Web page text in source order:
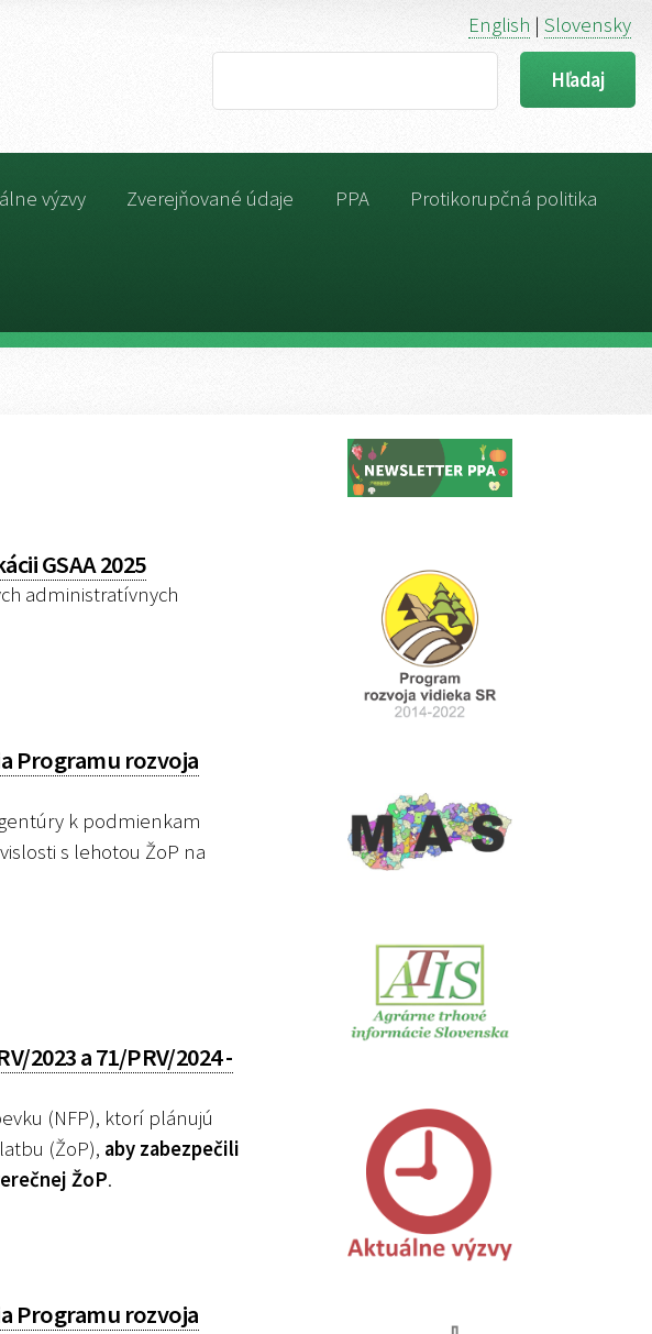
English |Slovensky
výzvy Zverejňované údaje PPA Protikorupčná politika
GSAA 2025
administratívnych
Programu rozvoja
k podmienkam
s lehotou ŽoP na
2023 a 71/PRV/2024 -
(NFP), ktorí plánujú
(ŽoP), aby zabezpečili
ŽoP.
Programu rozvoja